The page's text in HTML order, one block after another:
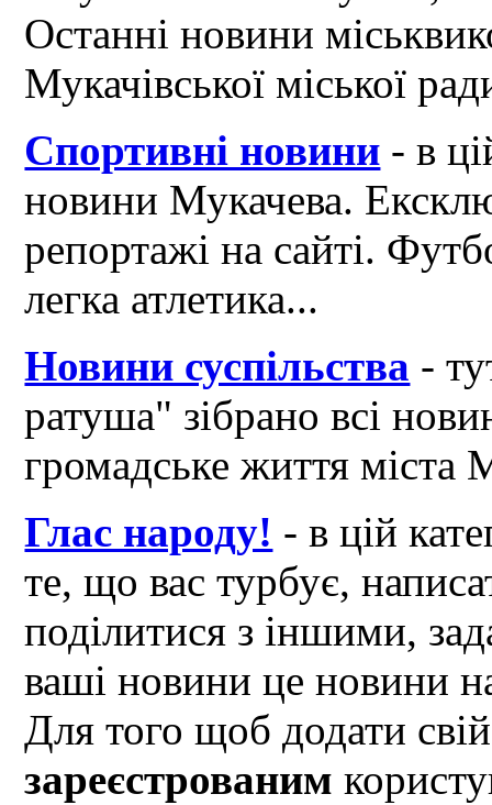
Останні новини
Мукачівської міської
Спортивні новини - в
новини Мукачева.
репортажі на сайті.
легка атлетика...
Новини суспільства -
ратуша" зібрано всі
громадське життя міста
Глас народу! - в цій
те, що вас турбує,
поділитися з іншими,
ваші новини це новини
Для того щоб додати
зареєстрованим